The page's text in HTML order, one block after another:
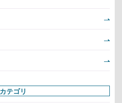
カテゴリ